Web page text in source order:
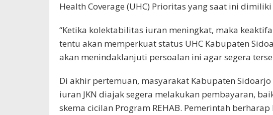
Health Coverage (UHC) Prioritas yang saat ini
“Ketika kolektabilitas iuran meningkat, maka
tentu akan memperkuat status UHC Kabupaten
akan menindaklanjuti persoalan ini agar segera
Di akhir pertemuan, masyarakat Kabupaten
iuran JKN diajak segera melakukan pembayaran,
skema cicilan Program REHAB. Pemerintah